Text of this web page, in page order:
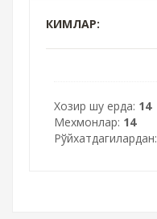
КИМЛАР:
Хозир шу ерда: 14
Мехмонлар: 14
Рўйхатдагилардан: